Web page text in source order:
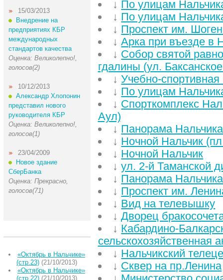
15/03/2013
Внедрение на
предприятиях КБР
международных
стандартов качества
Оценка: Великолепно!,
голосов(2)
10/12/2013
Александр Хлопонин
представил нового
руководителя КБР
Оценка: Великолепно!,
голосов(1)
23/04/2009
Новое здание
СберБанка
Оценка: Прекрасно,
голосов(71)
«Октябрь в Нальчике»
(стр.23) (21/10/2013)
«Октябрь в Нальчике»
(стр.22) (21/10/2013)
↓ По улицам
↓ По улицам
↓ Проспект им.
↓Арка при въезде в
↓ Собор святой
гдалины (ул.
↓Учебно-
↓ По улицам
↓ Спорткомплекс
Аул)
↓ Панорама Нальчика
↓ Ночной Нальчик
↓ Ночной Нальчик
↓ул. 2-й Таманской
↓ Панорама
↓ Проспект им.
↓ Вид на телевышку
↓Дворец
↓ Кабардино-
↓ Нальчикский
↓ Сквер на пр.Ленина